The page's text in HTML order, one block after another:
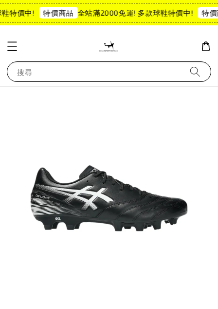
特價中! 特價商品 全站滿2000免運! 多款球鞋特價中! 特價
搜尋